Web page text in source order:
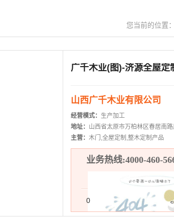
您当前的位置：
山西广千木业有限公司
经营模式： 生产加工
地址： 山西省太原市万柏林区春居南
主营：木门,全屋定制,整木定制产品
业务热线:4000-460-
0